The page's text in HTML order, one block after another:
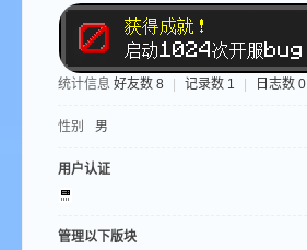
统计信息 好友数 8 记录数 1 日志数 0
性别 男
用户认证
管理以下版块